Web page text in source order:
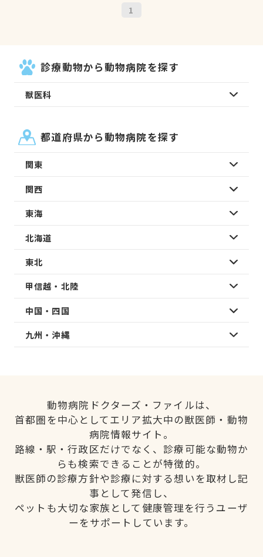
1
診療動物から動物病院を探す
獣医科
都道府県から動物病院を探す
関東
関西
東海
北海道
東北
甲信越・北陸
中国・四国
九州・沖縄
動物病院ドクターズ・ファイルは、
首都圏を中心としてエリア拡大中の獣医師・動物
病院情報サイト。
路線・駅・行政区だけでなく、診療可能な動物か
らも検索できることが特徴的。
獣医師の診療方針や診療に対する想いを取材し記
事として発信し、
ペットも大切な家族として健康管理を行うユーザ
ーをサポートしています。